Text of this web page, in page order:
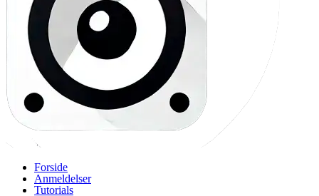
Forside
Anmeldelser
Tutorials